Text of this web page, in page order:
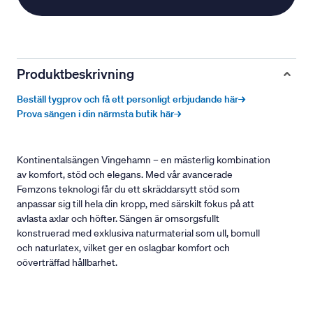
Produktbeskrivning
Beställ tygprov och få ett personligt erbjudande här→
Prova sängen i din närmsta butik här→
Kontinentalsängen Vingehamn – en mästerlig kombination
av komfort, stöd och elegans. Med vår avancerade
Femzons teknologi får du ett skräddarsytt stöd som
anpassar sig till hela din kropp, med särskilt fokus på att
avlasta axlar och höfter. Sängen är omsorgsfullt
konstruerad med exklusiva naturmaterial som ull, bomull
och naturlatex, vilket ger en oslagbar komfort och
oöverträffad hållbarhet.